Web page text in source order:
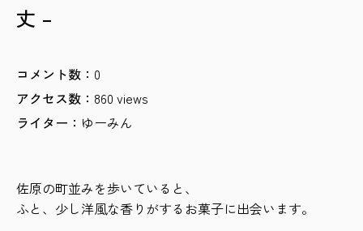
丈 –
0
860 views
ゆーみん
佐原の町並みを歩いていると、
ふと、少し洋風な香りがするお菓子に出会います。